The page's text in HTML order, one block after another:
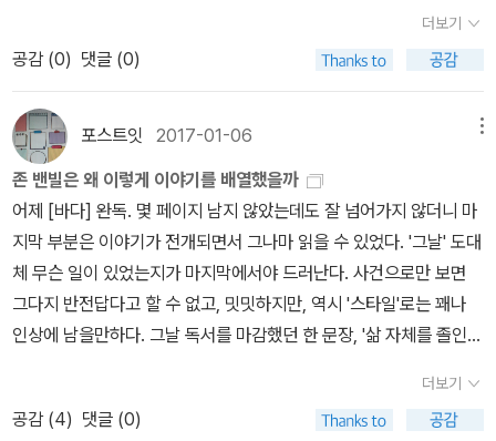
지 위에 기록된 문서본에 불과하다. 그것은 오리지날이 아니라 지우
고 덧대고 도려낸 사본이다. 줄리안 반스 장편소설 << 예감은 틀리지
않는다 >> 를 읽고 나서 곰곰 생각했다. 초면인 데도 어디서 낯이 익
은 얼굴'이라고나 할까. 개성이 강한 얼굴'이라 흔한 얼굴'은 아닌데
어디서 많이 본 얼굴. ' 어디서 봤더라 ? ' 잠시 후, 무릎 탁, 치고 아,
했다. << 예감은 틀리지 않는다 >> 는 막장의 원조, 소포클레스 희곡
<< 오이디푸스 왕 >> 과 유사했던 것이다. 이 말은 마치 변희재와 진
중권이 알고 봤더니 이란성 쌍둥이였더라, 라는 소리처럼 황당하게
들리겠지만 두 작품이 가지고 있는 유사성을 비교 검토하고 나면 아,
하고 무릎 탁, 치게 될 것이 분명하다. 이 작품은 주인공 토니의 1인칭
시점으로 전개되는 소설'이다. 하지만 방향을 바꿔 에이드리언을 주
공 에이드리언은 시골 촌구석, 저 어두컴컴한 변두리 고등학교 4인방
가운데 가장 똑똑한 친구'다. 아는 게 많다는 소리'다. 수컷인 친구들
관하게 다만 인생의 토대에 더하고 또 더할 뿐이다. 한 시인이 지적했
듯 더하는 것과 늘어나는 것은 다른 것이다.(P.153) 또한 그는 전부
인 마거릿의 아래와 같은 여자에 대한 구분에서도 마거릿은 여자는
두 종류라고 말하곤 했다. 매사에 분명한 여자와 미스터리를 남겨두
는 여자. 그리고 이는 남자가 여자를 볼 때 가장 먼저 감지하는 것이자
가장 먼저 그를 매료시키거나 그렇지 않게 하는 요소였다.(P.11
6) 매사에 분명한 여자가 좋다고 말을 한다. 이외에 그가 그토록 에
이드리언의 일기를 가지고자 하는 것 또한 나이가 들어감을 안 좋아
하는 이유가 바로 그것이 모호함을 가져다 주기 때문이라는 것에서도
앤서니가 얼마나 '명확성'을 추구하는 인물인지 우리는 알 수 있다. 하
지만 그렇게 묘사했던 앤서니는 결국 그 어떤 진실도 명확하게 얻지
카와는 영원히 결별했으며 에이드리안 핀의 일기가 쓰다 만 문장도
정확히 무엇인지 알지 못했다. 소설은 아예 그 자체에 가장 중요한 내
지름길로 가면서 과속 운항까지 했다.안개 속에 아무도 항구서 떠나
지 않는데 홀로 출항했다.배에 싣은 화물을 제대로 결박하지도 않았
다.적정 화물적재량의 무려 3배에 가까운 화물을 싣었다.그 전에 화
물을 더 싣기 위해 배를 무리하게 증축했다.기존 세월호 선장이 강력
하게 반발했지만 묵살됐다.간부가 청와대에 민원을 넣었지만 처리되
지 않았다.복원력 검사에 탈락했지만 곧바로 쉽게 재통과했다.일본서
18년 운행뒤 퇴역했던 배가 한국에 재취역했다.이명박 정부가 선박
연령 제한을 풀어줬기 때문이다.해수부는 청해진해운에 제주 항로 2
0년 독점권을 줬다.유병언 전 회장은 재산을 빼돌려 청해진해운을 세
웠다....이 긴긴 사슬을 거슬러 올라가며 부질없이 드는 생각들.이 중
단 하나. 단 하나의 사슬이라도 끊어졌었더라면.그리고 어쩌면 나도
에 떨면서도 선실 밖으로 나가지 못했던건, 위에서 이끌어 주는 가이
드라인 밖으로 나가는게 더 두려웠기 때문은 아닐까. 세상 밖으로 섣
되지도 않을 거 같다. 하지만 소설책의 미덕, 재미에 관해선 탁월하다.
간의 문장 하나하나를 읽고 또 읽고(지가 아무리 그래봤자 복선 없는
추리소설 봤어? 그지?), 따져보고, 어떤 실마리가 있는지 눈알이 빠
지게 각오하며 집중에 집중을 하다가, 결국엔 전혀 예상하지 못한 반
전을 읽고 즐거운 허탈에 빠지는 재미도 솔찮을 것이다.
다시 읽는다고 해서 누가 엄마인가 하는 문제에 대한 정확한 증거를
찾을 수는 없을 것이기 때문이다. 즉, 독자는 이 소설을 한 번 읽고서
알게 된 그 결론(ending)에 고착화 되어 다시 읽을 때 그 증거만 찾게
될 것이다. 물론 독자는 분명히 자신만의 증거를 찾게 될 것이지만 또
한 당연하게도 그 증거는 진짜 증거가 될 수 없다. 왜냐면 그것은 사후
자기합리화 된 증거이기 때문이다. 패러독스에 빠질 수 밖에 없다.
3.소설의 전체 구조는 러셀의 크레타 사람 패러독스를 따르고 있다.
크레타 섬 주민이었던 에피메니데스가 ‘모든 크레타 섬 주민들은 거
짓말쟁이다.’라고 진술했다던 그 패러독스 말이다. 이 이율배반은 ‘자
기 언급(Self-reference)’의 논리적 모순을 극명히 보여준다. 소설
은 모두 토니의 진술이다. 그런데 토니는 정말 믿지 못할 화자다. 그렇
러셀이 현대에 다시
부각시킨 거짓말쟁이 패러독스는 힐베르트 프로그램과 괴델의 불완
더보기
공감 (0) 댓글 (0)
포스트잇 2017-01-06
존 밴빌은 왜 이렇게 이야기를 배열했을까
어제 [바다] 완독. 몇 페이지 남지 않았는데도 잘 넘어가지 않더니 마
지막 부분은 이야기가 전개되면서 그나마 읽을 수 있었다. '그날' 도대
체 무슨 일이 있었는지가 마지막에서야 드러난다. 사건으로만 보면
그다지 반전답다고 할 수 없고, 밋밋하지만, 역시 '스타일'로는 꽤나
인상에 남을만하다. 그날 독서를 마감했던 한 문장, '삶 자체를 졸인
라도 흩어져있을까 킁킁거려 보기도 했다. 어린 시절의 '그 일' 때문일
까, 주인공 맥스에게 드리워진 삶의 비애감은 결국 '익사가 가장 부드
더보기
공감 (4) 댓글 (0)